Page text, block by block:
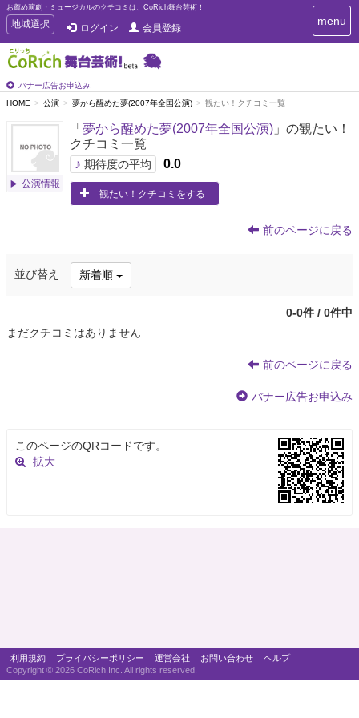
お薦め演劇・ミュージカルのクチコミは、CoRich舞台芸術！
T
o
g
g
e
n
a
t
地域選択 ログイン 会員登録
バナー広告お申込み
T
o
a
i
menu
HOME 公演 夢から醒めた夢(2007年全国公演) 観たい！クチコミ一覧
公演情報
「 夢から醒めた夢(2007年全国公演) 」の観たい！
クチコミ一覧
♪ 期待度の平均 0.0
観たい！クチコミをする
前のページに戻る
並び替え 新着順
0-0件 / 0件中
まだクチコミはありません
前のページに戻る
バナー広告お申込み
このページのQRコードです。
拡大
利用規約 プライバシーポリシー 運営会社 お問い合わせ
ヘルプ
Copyright © 2026 CoRich,Inc. All rights reserved.